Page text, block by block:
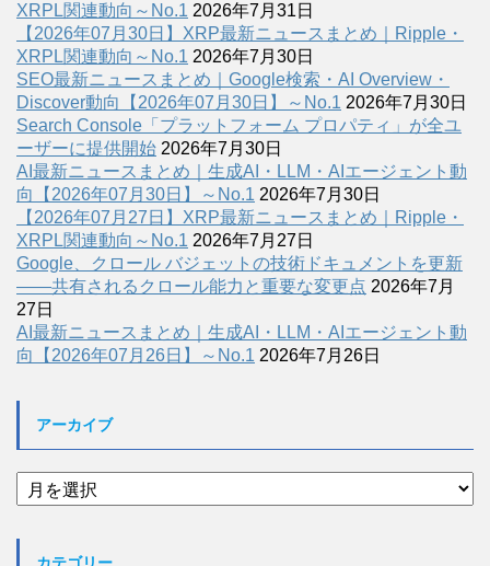
XRPL関連動向～No.1 2026年7月31日
【2026年07月30日】XRP最新ニュースまとめ｜Ripple・
XRPL関連動向～No.1 2026年7月30日
SEO最新ニュースまとめ｜Google検索・AI Overview・
Discover動向【2026年07月30日】～No.1 2026年7月30日
Search Console「プラットフォーム プロパティ」が全ユ
ーザーに提供開始 2026年7月30日
AI最新ニュースまとめ｜生成AI・LLM・AIエージェント動
向【2026年07月30日】～No.1 2026年7月30日
【2026年07月27日】XRP最新ニュースまとめ｜Ripple・
XRPL関連動向～No.1 2026年7月27日
Google、クロール バジェットの技術ドキュメントを更新
――共有されるクロール能力と重要な変更点 2026年7月
27日
AI最新ニュースまとめ｜生成AI・LLM・AIエージェント動
向【2026年07月26日】～No.1 2026年7月26日
アーカイブ
ア
ー